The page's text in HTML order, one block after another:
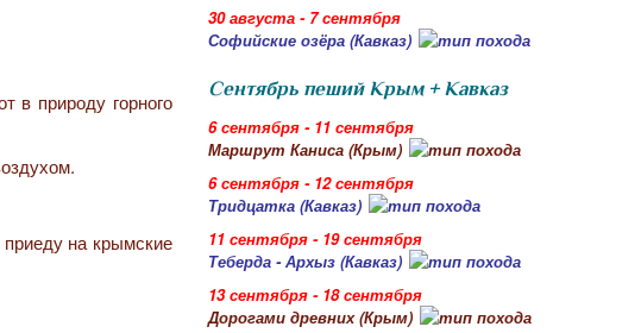
в природу горного
на крымские
30 августа - 7 сентября
Софийские озёра (Кавказ)
Сентябрь пеший Крым + Кавказ
6 сентября - 11 сентября
Маршрут Каниса (Крым)
6 сентября - 12 сентября
Тридцатка (Кавказ)
11 сентября - 19 сентября
Теберда - Архыз (Кавказ)
13 сентября - 18 сентября
Дорогами древних (Крым)